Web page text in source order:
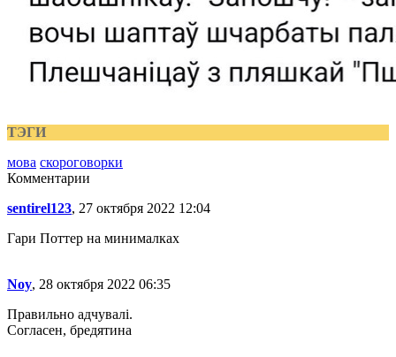
ТЭГИ
мова скороговорки
Комментарии
sentirel123, 27 октября 2022 12:04
Гари Поттер на минималках
Noy, 28 октября 2022 06:35
Правильно адчувалі.
Согласен, бредятина